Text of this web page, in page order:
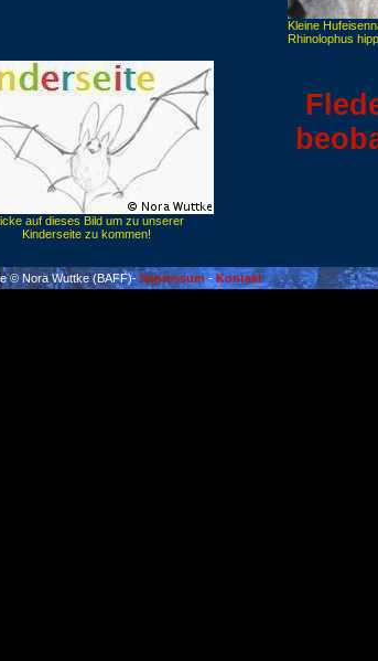
Kleine
Rhinolophus
auf dieses Bild um zu unserer
Kinderseite zu kommen!
© Nora Wuttke (BAFF)-Impressum- Kontakt